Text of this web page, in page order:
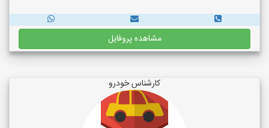
مشاهده پروفایل
کارشناس خودرو